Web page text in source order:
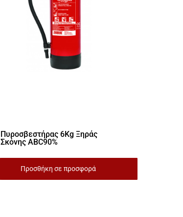
Πυροσβεστήρας 6Kg Ξηράς
Σκόνης ABC90%
Προσθήκη σε προσφορά